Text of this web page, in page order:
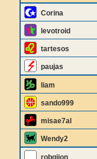
Corina
levotroid
tartesos
paujas
liam
sando999
misae7al
Wendy2
robgijon